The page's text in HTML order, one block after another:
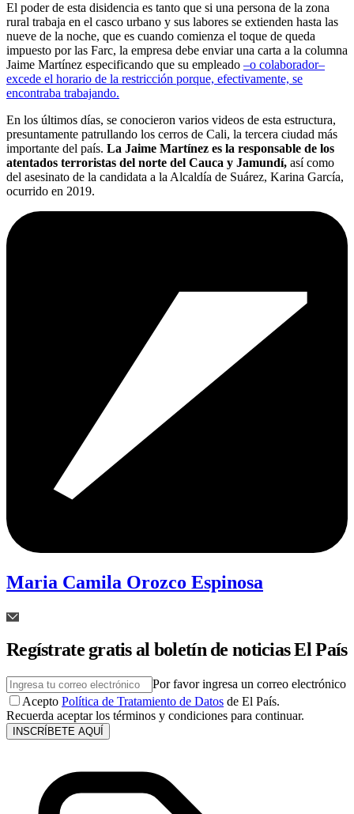
El poder de esta disidencia es tanto que si una persona de la zona
rural trabaja en el casco urbano y sus labores se extienden hasta las
nueve de la noche, que es cuando comienza el toque de queda
impuesto por las Farc, la empresa debe enviar una carta a la columna
Jaime Martínez especificando que su empleado –o colaborador–
excede el horario de la restricción porque, efectivamente, se
encontraba trabajando.
En los últimos días, se conocieron varios videos de esta estructura,
presuntamente patrullando los cerros de Cali, la tercera ciudad más
importante del país. La Jaime Martínez es la responsable de los
atentados terroristas del norte del Cauca y Jamundí, así como
del asesinato de la candidata a la Alcaldía de Suárez, Karina García,
ocurrido en 2019.
Maria Camila Orozco Espinosa
Regístrate gratis al boletín de noticias El País
Por favor ingresa un correo electrónico
Acepto Política de Tratamiento de Datos de El País.
Recuerda aceptar los términos y condiciones para continuar.
INSCRÍBETE AQUÍ